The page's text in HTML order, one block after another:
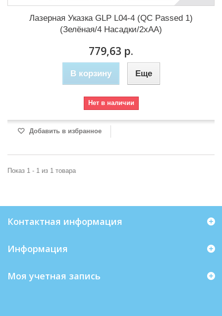
Лазерная Указка GLP L04-4 (QC Passed 1)
(Зелёная/4 Насадки/2xAA)
779,63 р.
В корзину Еще
Нет в наличии
Добавить в избранное
Показ 1 - 1 из 1 товара
Контактная информация
Информация
Моя учетная запись